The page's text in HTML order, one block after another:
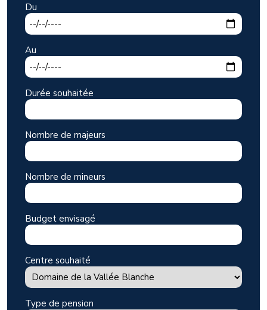
Du
Au
Durée souhaitée
Nombre de majeurs
Nombre de mineurs
Budget envisagé
Centre souhaité
Type de pension